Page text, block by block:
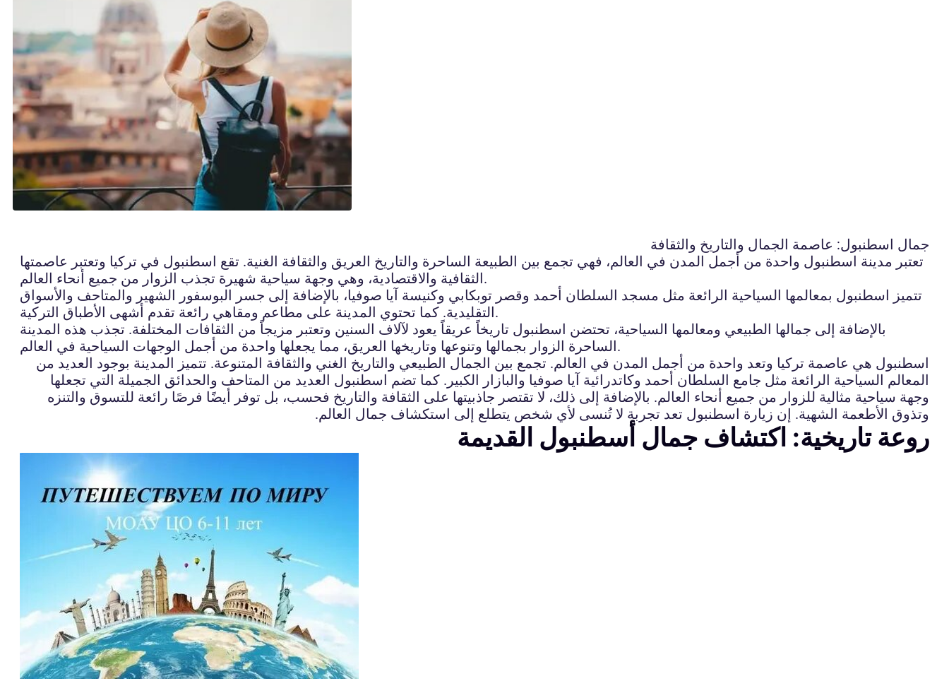
جمال اسطنبول: عاصمة الجمال والتاريخ والثقافة
تعتبر مدينة اسطنبول واحدة من أجمل المدن في العالم، فهي تجمع بين الطبيعة الساحرة والتاريخ العريق والثقافة الغنية. تقع اسطنبول في تركيا وتعتبر عاصمتها
الثقافية والاقتصادية، وهي وجهة سياحية شهيرة تجذب الزوار من جميع أنحاء العالم.
تتميز اسطنبول بمعالمها السياحية الرائعة مثل مسجد السلطان أحمد وقصر توبكابي وكنيسة آيا صوفيا، بالإضافة إلى جسر البوسفور الشهير والمتاحف والأسواق
التقليدية. كما تحتوي المدينة على مطاعم ومقاهي رائعة تقدم أشهى الأطباق التركية.
بالإضافة إلى جمالها الطبيعي ومعالمها السياحية، تحتضن اسطنبول تاريخاً عريقاً يعود لآلاف السنين وتعتبر مزيجاً من الثقافات المختلفة. تجذب هذه المدينة
الساحرة الزوار بجمالها وتنوعها وتاريخها العريق، مما يجعلها واحدة من أجمل الوجهات السياحية في العالم.
اسطنبول هي عاصمة تركيا وتعد واحدة من أجمل المدن في العالم. تجمع بين الجمال الطبيعي والتاريخ الغني والثقافة المتنوعة. تتميز المدينة بوجود العديد من
المعالم السياحية الرائعة مثل جامع السلطان أحمد وكاتدرائية آيا صوفيا والبازار الكبير. كما تضم اسطنبول العديد من المتاحف والحدائق الجميلة التي تجعلها
وجهة سياحية مثالية للزوار من جميع أنحاء العالم. بالإضافة إلى ذلك، لا تقتصر جاذبيتها على الثقافة والتاريخ فحسب، بل توفر أيضًا فرصًا رائعة للتسوق والتنزه
وتذوق الأطعمة الشهية. إن زيارة اسطنبول تعد تجربة لا تُنسى لأي شخص يتطلع إلى استكشاف جمال العالم.
روعة تاريخية: اكتشاف جمال أسطنبول القديمة